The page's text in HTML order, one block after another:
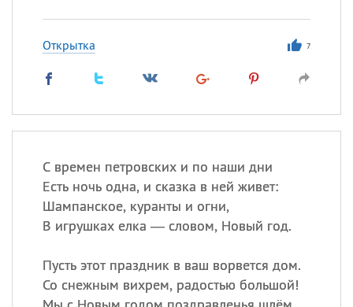
Открытка 7
С времен петровских и по наши дни
Есть ночь одна, и сказка в ней живет:
Шампанское, куранты и огни,
В игрушках елка — словом, Новый год.
Пусть этот праздник в ваш ворвется дом.
Со снежным вихрем, радостью большой!